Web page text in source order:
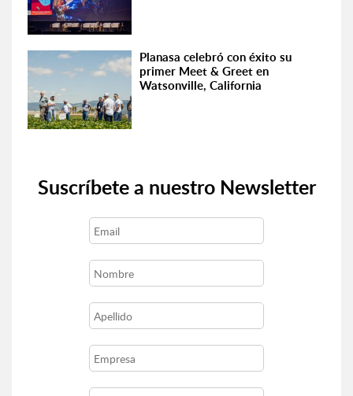
Planasa celebró con éxito su
primer Meet & Greet en
Watsonville, California
Suscríbete a nuestro Newsletter